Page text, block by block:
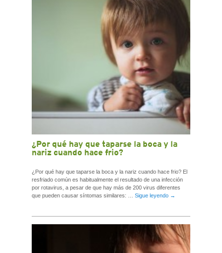
¿Por qué hay que taparse la boca y la
nariz cuando hace frio?
¿Por qué hay que taparse la boca y la nariz cuando hace frio? El
resfriado común es habitualmente el resultado de una infección
por rotavirus, a pesar de que hay más de 200 virus diferentes
que pueden causar síntomas similares: … Sigue leyendo →